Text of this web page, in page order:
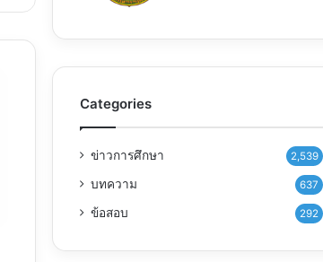
Categories
ข่าวการศึกษา 2,539
บทความ 637
ข้อสอบ 292